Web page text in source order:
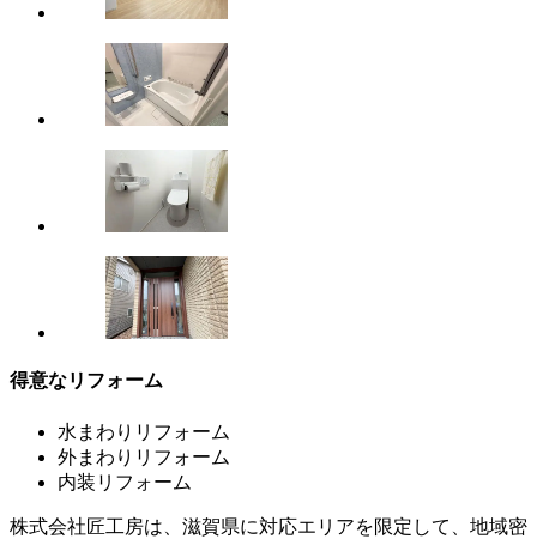
得意なリフォーム
水まわりリフォーム
外まわりリフォーム
内装リフォーム
株式会社匠工房は、滋賀県に対応エリアを限定して、地域密